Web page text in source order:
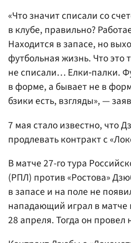
«Что значит списали со
в клубе, правильно?
Находится в запасе, но
футбольная жизнь. Что это
не списали… Елки‑палки.
в форме, а бывает не в
бзики есть, взгляды», —
7 мая стало известно, что
продлевать контракт с
В матче 27-го тура
(РПЛ) против «Ростова»
в запасе и на поле не
нападающий играл в матче
28 апреля. Тогда он провел